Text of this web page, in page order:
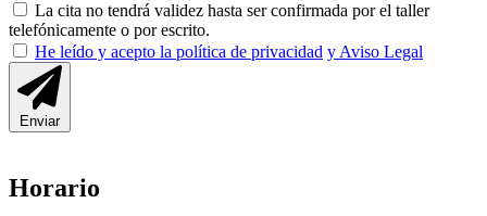
La cita no tendrá validez hasta ser confirmada por el taller
telefónicamente o por escrito.
He leído y acepto la política de privacidad y Aviso Legal
Enviar
Horario